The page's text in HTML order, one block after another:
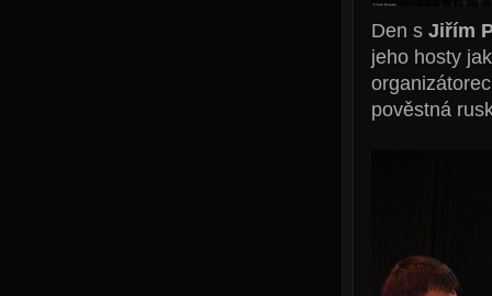
Den s Jiřím
jeho hosty
pověstná